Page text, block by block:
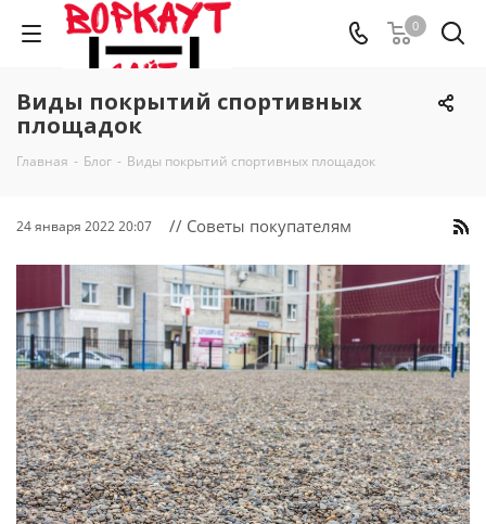
0
Виды покрытий спортивных
площадок
Главная - Блог - Виды покрытий спортивных площадок
24 января 2022 20:07 // Советы покупателям